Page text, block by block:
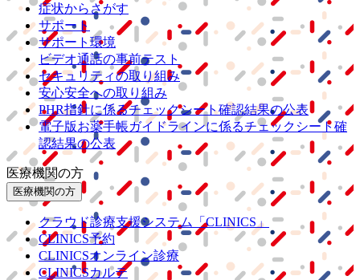
症状からさがす
サポート
サポート環境
ビデオ通話の事前テスト
セキュリティの取り組み
安心安全への取り組み
PHR指針に係るチェックシート確認結果の公表
電子版お薬手帳ガイドラインに係るチェックシート確
認結果の公表
医療機関の方
医療機関の方
クラウド診療支援システム
「CLINICS」
CLINICS予約
CLINICSオンライン診療
CLINICSカルテ